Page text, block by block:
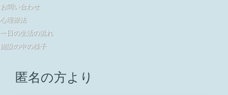
お問い合わせ
心理療法
一日の生活の流れ
施設の中の様子
匿名の方より